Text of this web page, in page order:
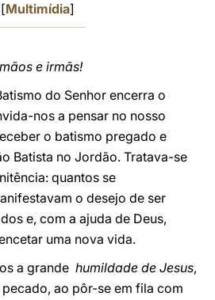
[Multimídia]
e irmãs!
do Senhor encerra o
nos a pensar no nosso
o batismo pregado e
Batista no Jordão. Tratava-se
quantos se
o desejo de ser
e, com a ajuda de Deus,
uma nova vida.
a grande humildade de Jesus,
ao pôr-se em fila com